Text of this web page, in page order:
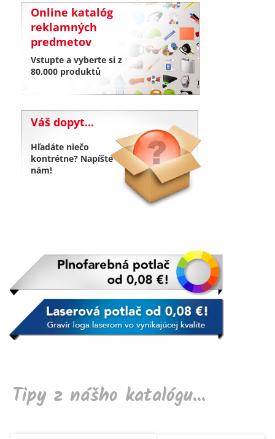
Online katalóg
reklamných
predmetov
Vstupte a vyberte si z
80.000 produktů
Váš dopyt...
Hľadáte niečo
kontrétne? Napíšte
nám!
Tipy z nášho katalógu...